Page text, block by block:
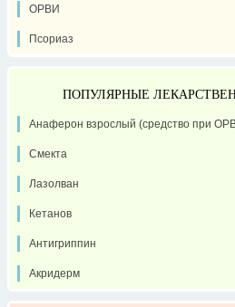
ОРВИ
Псориаз
ПОПУЛЯРНЫЕ
Анаферон взрослый (средство при
Смекта
Лазолван
Кетанов
Антигриппин
Акридерм